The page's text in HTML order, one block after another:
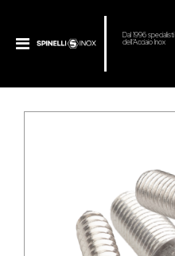
Toggle
Dal 1996 specialisti
dell’Acciaio Inox